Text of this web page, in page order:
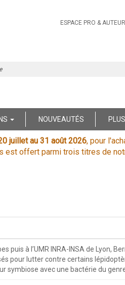
ESPACE PRO &
NOUVEAUTÉS
juillet au 31 août 2026, pour
est offert parmi trois titres de
puis à l’UMR INRA-INSA de Lyon,
lutter contre certains
symbiose avec une bactérie du